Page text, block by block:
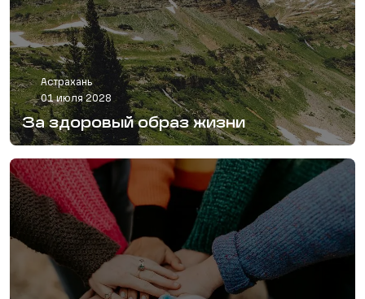
Астрахань
01 июля 2028
За здоровый образ жизни